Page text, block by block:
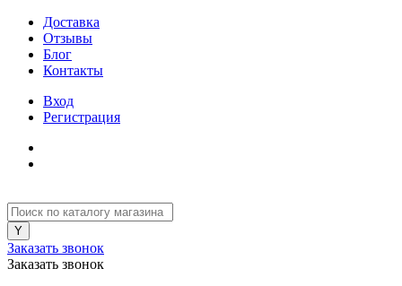
Доставка
Отзывы
Блог
Контакты
Вход
Регистрация
Заказать звонок
Заказать звонок